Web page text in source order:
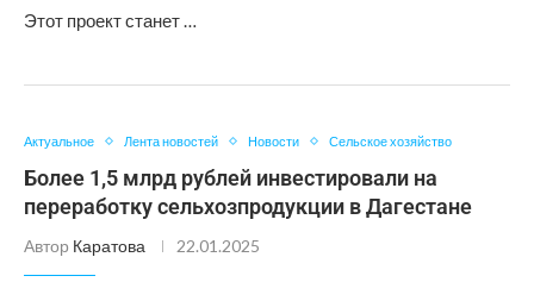
Этот проект станет …
Актуальное Лента новостей Новости Сельское хозяйство
Более 1,5 млрд рублей инвестировали на
переработку сельхозпродукции в Дагестане
Автор Каратова 22.01.2025